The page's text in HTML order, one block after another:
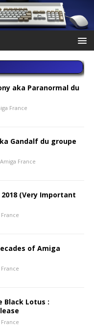
aka Paranormal du
France
Gandalf du groupe
Amiga France
2018 (Very Important
of Amiga
Black Lotus :